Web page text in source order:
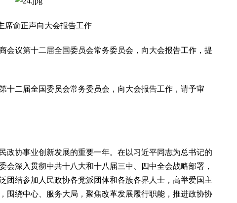
席俞正声向大会报告工作
议第十二届全国委员会常务委员会，向大会报告工作，提
二届全国委员会常务委员会，向大会报告工作，请予审
协事业创新发展的重要一年。在以习近平同志为总书记的
会深入贯彻中共十八大和十八届三中、四中全会战略部署，
团结参加人民政协各党派团体和各族各界人士，高举爱国主
围绕中心、服务大局，聚焦改革发展履行职能，推进政协协